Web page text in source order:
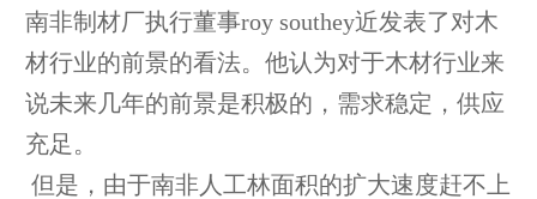
南非制材厂执行董事roy southey近发表了对木
材行业的前景的看法。他认为对于木材行业来
说未来几年的前景是积极的，需求稳定，供应
充足。
但是，由于南非人工林面积的扩大速度赶不上